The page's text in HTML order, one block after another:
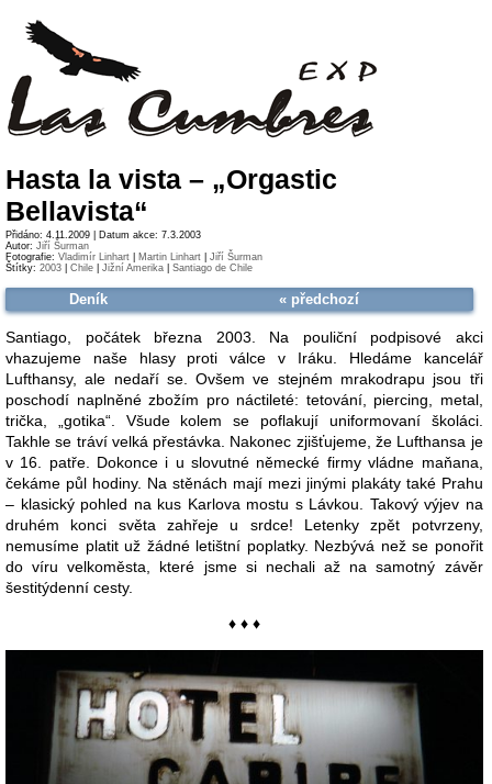
Hasta la vista – „Orgastic
Bellavista“
Přidáno: 4.11.2009 | Datum akce: 7.3.2003
Autor: Jiří Šurman
Fotografie: Vladimír Linhart Martin Linhart
Jiří Šurman
Štítky: 2003 Chile Jižní Amerika Santiago de Chile
« předchozí
Deník
Santiago, počátek března 2003. Na pouliční podpisové akci
vhazujeme naše hlasy proti válce v Iráku. Hledáme kancelář
Lufthansy, ale nedaří se. Ovšem ve stejném mrakodrapu jsou tři
poschodí naplněné zbožím pro náctileté: tetování, piercing, metal,
trička, „gotika“. Všude kolem se poflakují uniformovaní školáci.
Takhle se tráví velká přestávka. Nakonec zjišťujeme, že Lufthansa je
v 16. patře. Dokonce i u slovutné německé firmy vládne maňana,
čekáme půl hodiny. Na stěnách mají mezi jinými plakáty také Prahu
– klasický pohled na kus Karlova mostu s Lávkou. Takový výjev na
druhém konci světa zahřeje u srdce! Letenky zpět potvrzeny,
nemusíme platit už žádné letištní poplatky. Nezbývá než se ponořit
do víru velkoměsta, které jsme si nechali až na samotný závěr
šestitýdenní cesty.
♦ ♦ ♦